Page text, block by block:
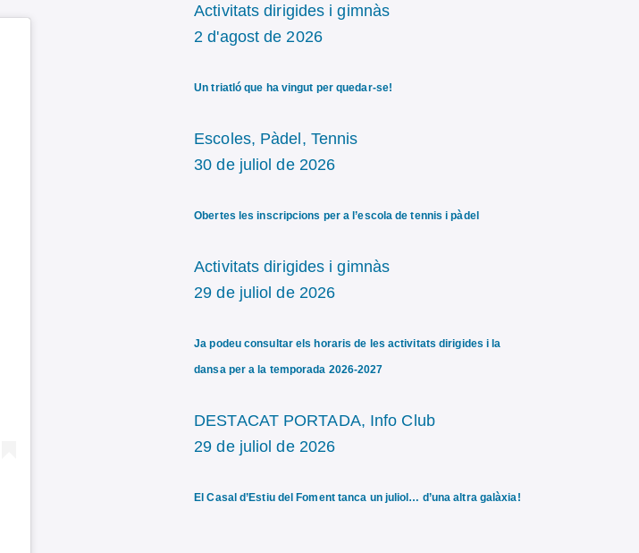
Activitats dirigides i gimnàs
2 d'agost de 2026
Un triatló que ha vingut per quedar-se!
Escoles, Pàdel, Tennis
30 de juliol de 2026
Obertes les inscripcions per a l’escola de tennis i pàdel
Activitats dirigides i gimnàs
29 de juliol de 2026
Ja podeu consultar els horaris de les activitats dirigides i la
dansa per a la temporada 2026-2027
DESTACAT PORTADA, Info Club
29 de juliol de 2026
El Casal d’Estiu del Foment tanca un juliol… d’una altra galàxia!